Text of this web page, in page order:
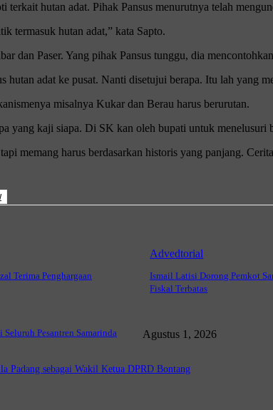
hutan adat. Pihak Pansus menurutnya telah
termasuk hutan adat,” kata Sapto.
dan Paser. Yang pihak Pansus tunggu, dia
hutan adat ke pusat. Nanti disetujui berapa. Itu lah yang
misalnya Kukar dan Berau harus berurutan.
yang kaji siapa. Di SK kan oleh bupati untuk menelusuri
memang harus berdasarkan historis yang panjang.
Terima Penghargaan
Advedtorial
Ismail Latisi Dorong Pemkot
Fiskal Terbatas
Pesantren Samarinda Agustus 1, 2026
Padang sebagai Wakil Ketua DPRD Bontang